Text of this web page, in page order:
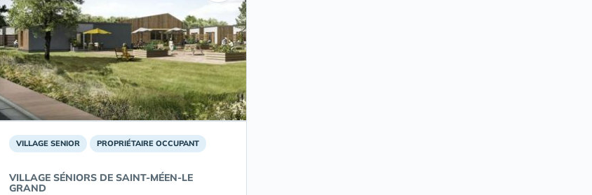
VILLAGE SENIOR PROPRIÉTAIRE OCCUPANT
VILLAGE SÉNIORS DE SAINT-MÉEN-LE
GRAND